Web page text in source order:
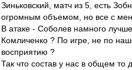
Зиньковский, матч из 5, есть
огромным объемом, но все с
В атаке - Соболев намного
Комличенко ? По игре, не по
восприятию ?
Так что состав у нас в общем то